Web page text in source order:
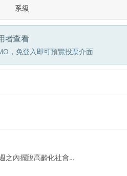
系級
者查看
，免登入即可預覽投票介面
之內擺脫高齡化社會...